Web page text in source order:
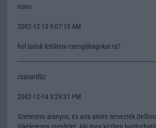
nono
2002-12-13 9:07:13 AM
hol tudok letölteni csengõhagokat rá?
csavartfûz
2002-12-14 3:29:31 PM
Szerintem aranyos, és arra amire tervezték
tökéletesen megfelel. Aki meg kézben